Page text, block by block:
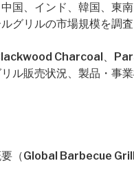
国、インド、韓国、東
グリルの市場規模を調査
Charcoal、
ル販売状況、製品・事
（Global Barbecue